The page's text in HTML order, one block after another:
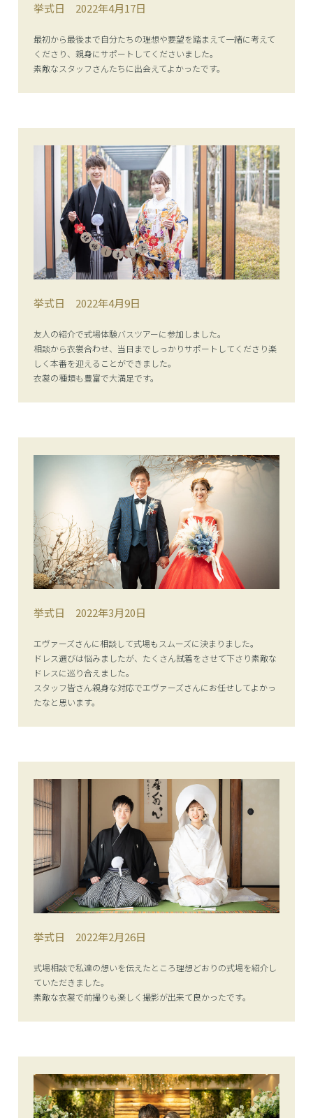
挙式日 2022年4月17日
最初から最後まで自分たちの理想や要望を踏まえて一緒に考えて
くださり、親身にサポートしてくださいました。
素敵なスタッフさんたちに出会えてよかったです。
挙式日 2022年4月9日
友人の紹介で式場体験バスツアーに参加しました。
相談から衣裳合わせ、当日までしっかりサポートしてくださり楽
しく本番を迎えることができました。
衣裳の種類も豊富で大満足です。
挙式日 2022年3月20日
エヴァーズさんに相談して式場もスムーズに決まりました。
ドレス選びは悩みましたが、たくさん試着をさせて下さり素敵な
ドレスに巡り合えました。
スタッフ皆さん親身な対応でエヴァーズさんにお任せしてよかっ
たなと思います。
挙式日 2022年2月26日
式場相談で私達の想いを伝えたところ理想どおりの式場を紹介し
ていただきました。
素敵な衣裳で前撮りも楽しく撮影が出来て良かったです。